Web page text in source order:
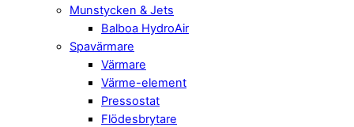
Munstycken & Jets
Balboa HydroAir
Spavärmare
Värmare
Värme-element
Pressostat
Flödesbrytare